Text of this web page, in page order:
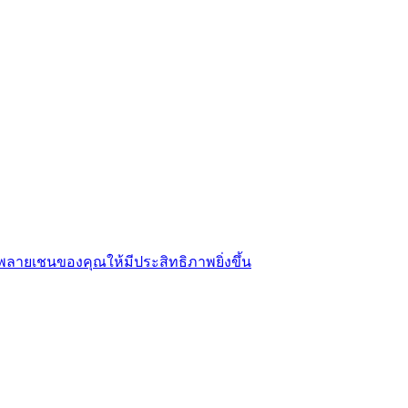
ลายเชนของคุณให้มีประสิทธิภาพยิ่งขึ้น